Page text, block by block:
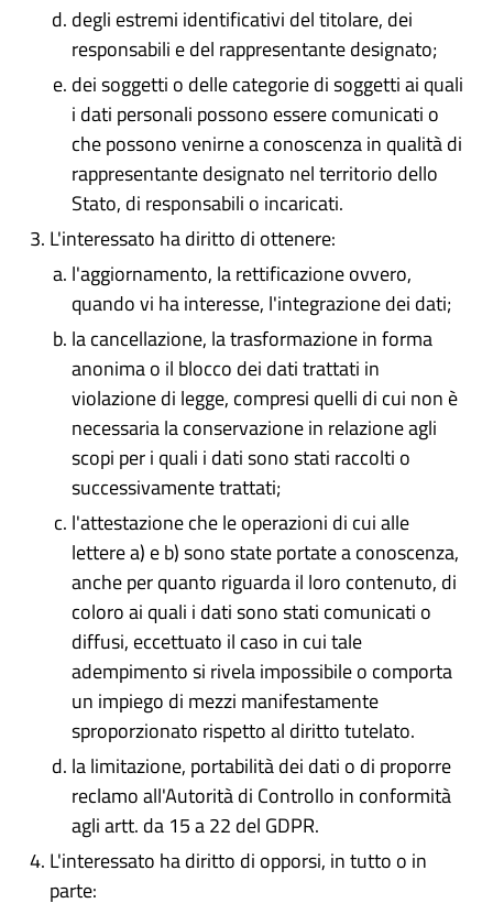
degli estremi identificativi del titolare, dei
responsabili e del rappresentante designato;
dei soggetti o delle categorie di soggetti ai quali
i dati personali possono essere comunicati o
che possono venirne a conoscenza in qualità di
rappresentante designato nel territorio dello
Stato, di responsabili o incaricati.
L'interessato ha diritto di ottenere:
l'aggiornamento, la rettificazione ovvero,
quando vi ha interesse, l'integrazione dei dati;
la cancellazione, la trasformazione in forma
anonima o il blocco dei dati trattati in
violazione di legge, compresi quelli di cui non è
necessaria la conservazione in relazione agli
scopi per i quali i dati sono stati raccolti o
successivamente trattati;
l'attestazione che le operazioni di cui alle
lettere a) e b) sono state portate a conoscenza,
anche per quanto riguarda il loro contenuto, di
coloro ai quali i dati sono stati comunicati o
diffusi, eccettuato il caso in cui tale
adempimento si rivela impossibile o comporta
un impiego di mezzi manifestamente
sproporzionato rispetto al diritto tutelato.
la limitazione, portabilità dei dati o di proporre
reclamo all'Autorità di Controllo in conformità
agli artt. da 15 a 22 del GDPR.
L'interessato ha diritto di opporsi, in tutto o in
parte: